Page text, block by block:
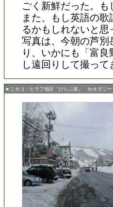
ごく新鮮だった。
また、もし英語の
るかもしれないと思
写真は、今朝の芦別
り、いかにも「富
し遠回りして撮って
■ ニセコ・ヒラフ地区「ひらふ坂」 byオダジー